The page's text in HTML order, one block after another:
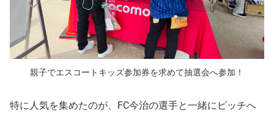
親子でエスコートキッズ参加券を求めて抽選会へ参加！
特に人気を集めたのが、FC今治の選手と一緒にピッチへ